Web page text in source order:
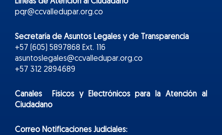
pqr@ccvalledupar.org.co
Secretaría de Asuntos Legales y de Transparencia
+57 (605) 5897868 Ext. 116
asuntoslegales@ccvalledupar.org.co
+57 312 2894689
Canales Físicos yElectrónicospara la Atención al
Ciudadano
Correo Notificaciones Judiciales: